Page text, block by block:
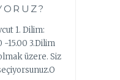
1. Dilim:
-15.00 3.Dilim
üzere. Siz